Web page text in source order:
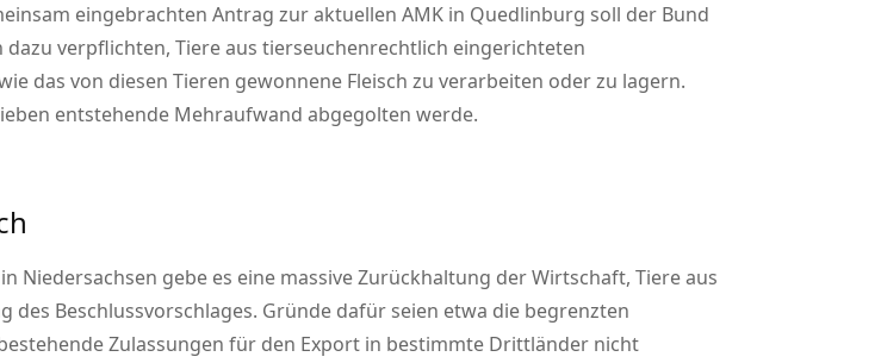
eingebrachten Antrag zur aktuellen AMK in Quedlinburg soll der Bund
verpflichten, Tiere aus tierseuchenrechtlich eingerichteten
das von diesen Tieren gewonnene Fleisch zu verarbeiten oder zu lagern.
entstehende Mehraufwand abgegolten werde.
Niedersachsen gebe es eine massive Zurückhaltung der Wirtschaft, Tiere aus
Beschlussvorschlages. Gründe dafür seien etwa die begrenzten
Zulassungen für den Export in bestimmte Drittländer nicht